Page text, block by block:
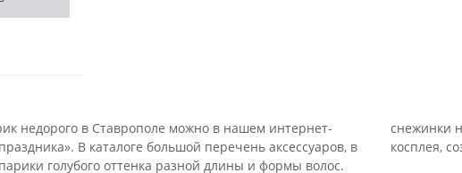
недорого в Ставрополе можно в нашем интернет-
В каталоге большой перечень аксессуаров, в
голубого оттенка разной длины и формы волос.
снежинки
косплея,